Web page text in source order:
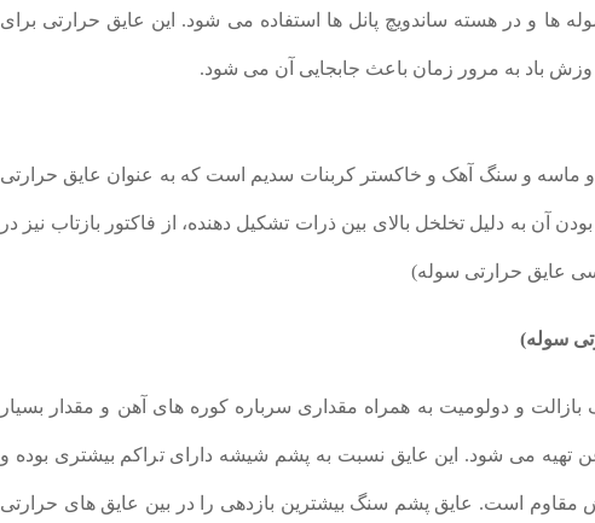
و در هسته ساندویچ پانل ها استفاده می شود. این عایق حرارتی برای
باد به مرور زمان باعث جابجایی آن می شود.
ماسه و سنگ آهک و خاکستر کربنات سدیم است که به عنوان عایق حرارتی
آن به دلیل تخلخل بالای بین ذرات تشکیل دهنده، از فاکتور بازتاب نیز در
عایق حرارتی سوله)
سوله)
و دولومیت به همراه مقداری سرباره کوره های آهن و مقدار بسیار
تهیه می شود. این عایق نسبت به پشم شیشه دارای تراکم بیشتری بوده و
مقاوم است. عایق پشم سنگ بیشترین بازدهی را در بین عایق های حرارتی